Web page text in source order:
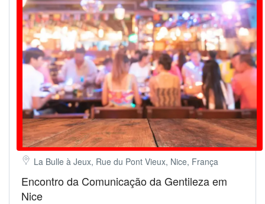
La Bulle à Jeux, Rue du Pont Vieux, Nice, França
Encontro da Comunicação da Gentileza em
Nice